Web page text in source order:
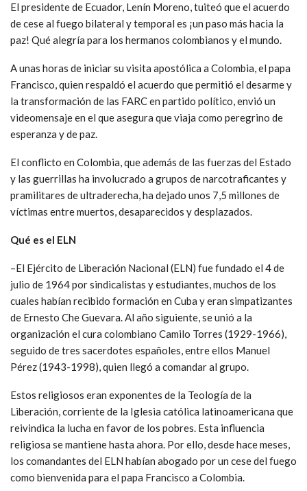
El presidente de Ecuador, Lenín Moreno, tuiteó que el acuerdo
de cese al fuego bilateral y temporal es ¡un paso más hacia la
paz! Qué alegría para los hermanos colombianos y el mundo.
A unas horas de iniciar su visita apostólica a Colombia, el papa
Francisco, quien respaldó el acuerdo que permitió el desarme y
la transformación de las FARC en partido político, envió un
videomensaje en el que asegura que viaja como peregrino de
esperanza y de paz.
El conflicto en Colombia, que además de las fuerzas del Estado
y las guerrillas ha involucrado a grupos de narcotraficantes y
pramilitares de ultraderecha, ha dejado unos 7,5 millones de
víctimas entre muertos, desaparecidos y desplazados.
Qué es el ELN
–El Ejército de Liberación Nacional (ELN) fue fundado el 4 de
julio de 1964 por sindicalistas y estudiantes, muchos de los
cuales habían recibido formación en Cuba y eran simpatizantes
de Ernesto Che Guevara. Al año siguiente, se unió a la
organización el cura colombiano Camilo Torres (1929-1966),
seguido de tres sacerdotes españoles, entre ellos Manuel
Pérez (1943-1998), quien llegó a comandar al grupo.
Estos religiosos eran exponentes de la Teología de la
Liberación, corriente de la Iglesia católica latinoamericana que
reivindica la lucha en favor de los pobres. Esta influencia
religiosa se mantiene hasta ahora. Por ello, desde hace meses,
los comandantes del ELN habían abogado por un cese del fuego
como bienvenida para el papa Francisco a Colombia.